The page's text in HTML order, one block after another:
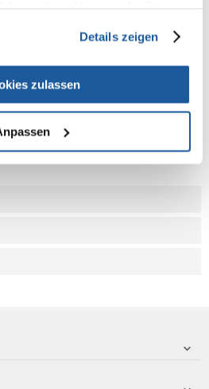
Details zeigen
zulassenNEUE NACHRICHT
(FAQ)